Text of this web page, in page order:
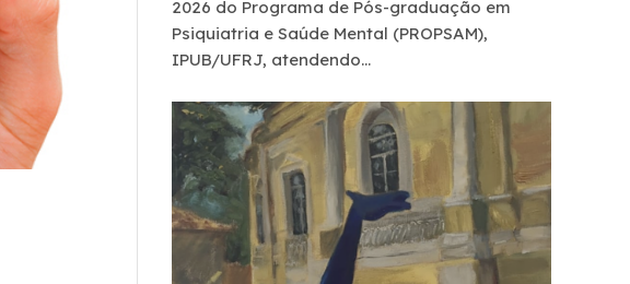
2026 do Programa de Pós-graduação em
Psiquiatria e Saúde Mental (PROPSAM),
IPUB/UFRJ, atendendo…